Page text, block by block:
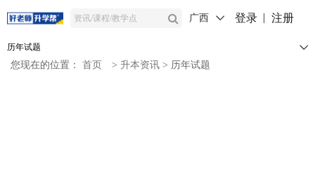
广西 登录 注册
历年试题
您现在的位置： 首页 > 升本资讯 > 历年试题